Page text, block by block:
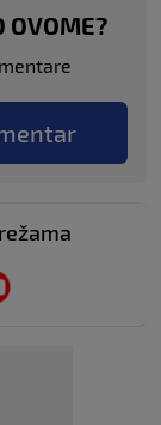
OVOME?